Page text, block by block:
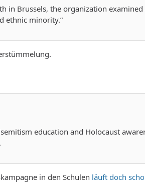
in Brussels, the organization
ethnic minority.”
education and Holocaust
.
in den Schulen läuft doch